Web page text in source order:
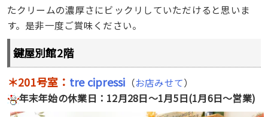
たクリームの濃厚さにビックリしていただけると思いま
す。是非一度ご賞味ください。
鍵屋別館2階
＊201号室： tre cipressi （お店みせて）
年末年始の休業日：12月28日～1月5日(1月6日～営業)